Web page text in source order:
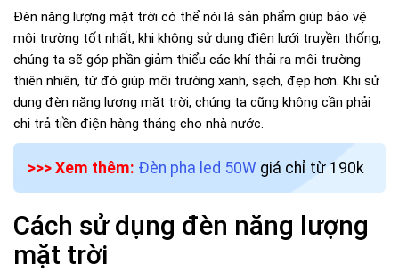
Đèn năng lượng mặt trời có thể nói là sản phẩm giúp bảo vệ
môi trường tốt nhất, khi không sử dụng điện lưới truyền thống,
chúng ta sẽ góp phần giảm thiểu các khí thải ra môi trường
thiên nhiên, từ đó giúp môi trường xanh, sạch, đẹp hơn. Khi sử
dụng đèn năng lượng mặt trời, chúng ta cũng không cần phải
chi trả tiền điện hàng tháng cho nhà nước.
>>> Xem thêm: Đèn pha led 50W giá chỉ từ 190k
Cách sử dụng đèn năng lượng
mặt trời